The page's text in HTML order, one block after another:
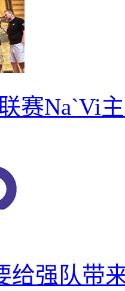
赛Na`Vi
给强队带